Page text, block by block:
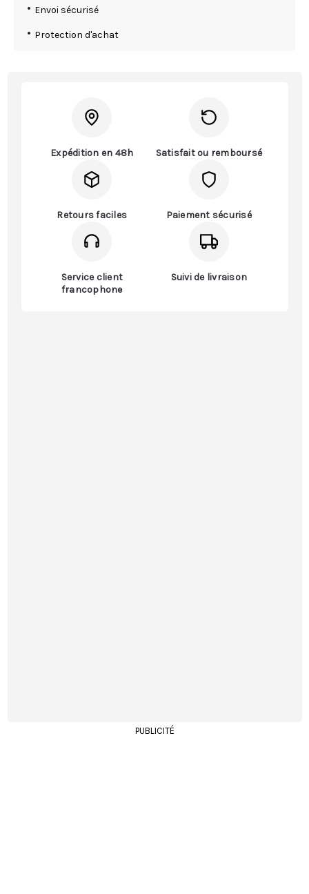
Envoi sécurisé
Protection d'achat
Expédition en 48h Satisfait ou remboursé
Retours faciles Paiement sécurisé
Service client
francophone
Suivi de livraison
PUBLICITÉ